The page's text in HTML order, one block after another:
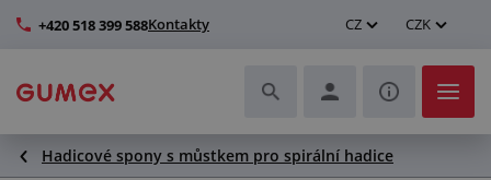
+420 518 399 588Kontakty CZ CZK
Hadice a jejich kompletace
Hadicové spony s můstkem pro spirální hadice